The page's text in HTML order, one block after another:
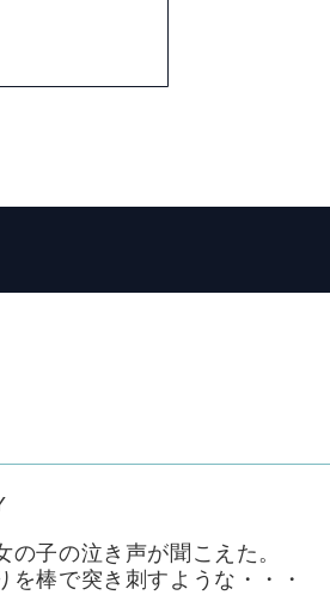
子の泣き声が聞こえた。
棒で突き刺すような・・・